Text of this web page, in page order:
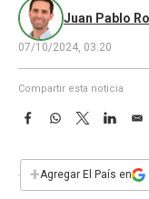
Juan Pablo
07/10/2024, 03:20
Compartir esta noticia
F
e
b
W
s
T
w
t
L
E
i
l
+Agregar El País en